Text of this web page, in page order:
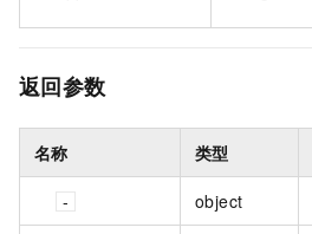
返回参数
名称 类型
object